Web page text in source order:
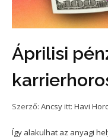
Áprilisi
Szerző: Ancsy itt: Havi
Így alakulhat az anyagi